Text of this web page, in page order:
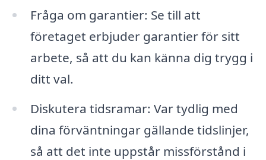
Fråga om garantier: Se till att
företaget erbjuder garantier för sitt
arbete, så att du kan känna dig trygg i
ditt val.
Diskutera tidsramar: Var tydlig med
dina förväntningar gällande tidslinjer,
så att det inte uppstår missförstånd i